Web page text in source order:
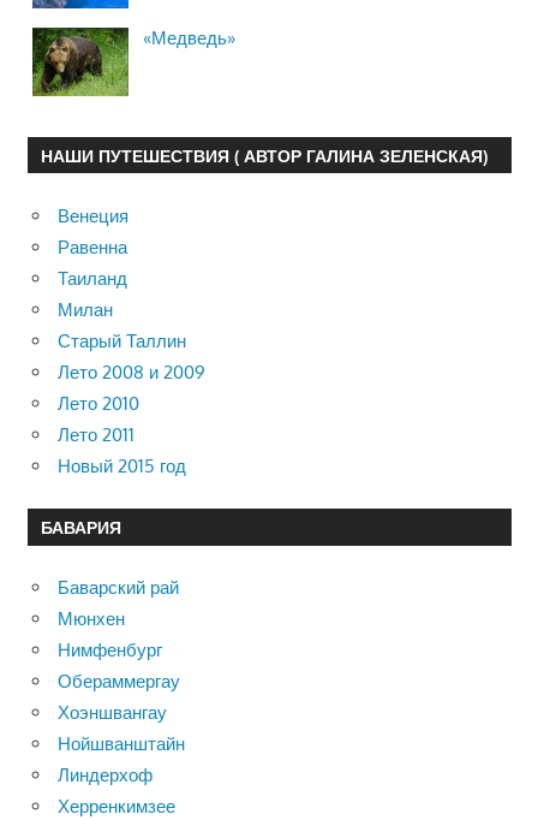
«Медведь»
НАШИ ПУТЕШЕСТВИЯ ( АВТОР ГАЛИНА ЗЕЛЕНСКАЯ)
Венеция
Равенна
Таиланд
Милан
Старый Таллин
Лето 2008 и 2009
Лето 2010
Лето 2011
Новый 2015 год
БАВАРИЯ
Баварский рай
Мюнхен
Нимфенбург
Обераммергау
Хоэншвангау
Нойшванштайн
Линдерхоф
Херренкимзее